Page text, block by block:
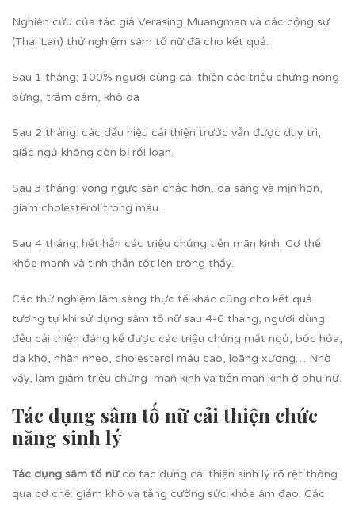
Nghiên cứu của tác giả Verasing Muangman và các cộng sự
(Thái Lan) thử nghiệm sâm tố nữ đã cho kết quả:
Sau 1 tháng: 100% người dùng cải thiện các triệu chứng nóng
bừng, trầm cảm, khô da
Sau 2 tháng: các dấu hiệu cải thiện trước vẫn được duy trì,
giấc ngủ không còn bị rối loạn.
Sau 3 tháng: vòng ngực săn chắc hơn, da sáng và mịn hơn,
giảm cholesterol trong máu.
Sau 4 tháng: hết hẳn các triệu chứng tiền mãn kinh. Cơ thể
khỏe mạnh và tinh thần tốt lên trông thấy.
Các thử nghiệm lâm sàng thực tế khác cũng cho kết quả
tương tự khi sử dụng sâm tố nữ sau 4-6 tháng, người dùng
đều cải thiện đáng kể được các triệu chứng mất ngủ, bốc hỏa,
da khô, nhăn nheo, cholesterol máu cao, loãng xương… Nhờ
vậy, làm giảm triệu chứng mãn kinh và tiền mãn kinh ở phụ nữ.
Tác dụng sâm tố nữ cải thiện chức
năng sinh lý
Tác dụng sâm tố nữcó tác dụng cải thiện sinh lý rõ rệt thông
qua cơ chế: giảm khô và tăng cường sức khỏe âm đạo. Các